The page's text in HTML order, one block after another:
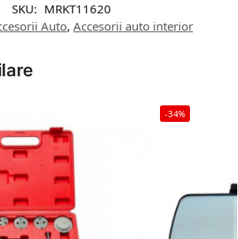
SKU: MRKT11620
Auto, Accesorii auto interior
-34%